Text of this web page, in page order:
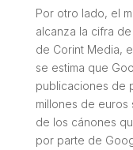
Por otro lado, el
alcanza la cifra
de Corint Media,
se estima que
publicaciones de
millones de euros
de los cánones
por parte de